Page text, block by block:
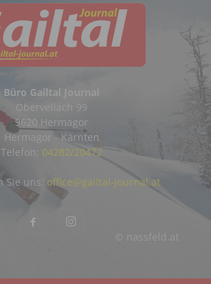
Büro Gailtal Journal
Obervellach 99
9620 Hermagor
Hermagor - Kärnten
Telefon: 04282/20472
© nassfeld.at
Sie uns: office@gailtal-journal.at